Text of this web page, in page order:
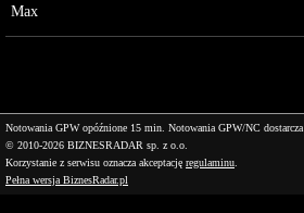
Max
Notowania GPW opóźnione 15 min. Notowania GPW/NC dostarcza
© 2010-2026 BIZNESRADAR sp. z o.o.
Korzystanie z serwisu oznacza akceptację regulaminu
Pełna wersja BiznesRadar.pl